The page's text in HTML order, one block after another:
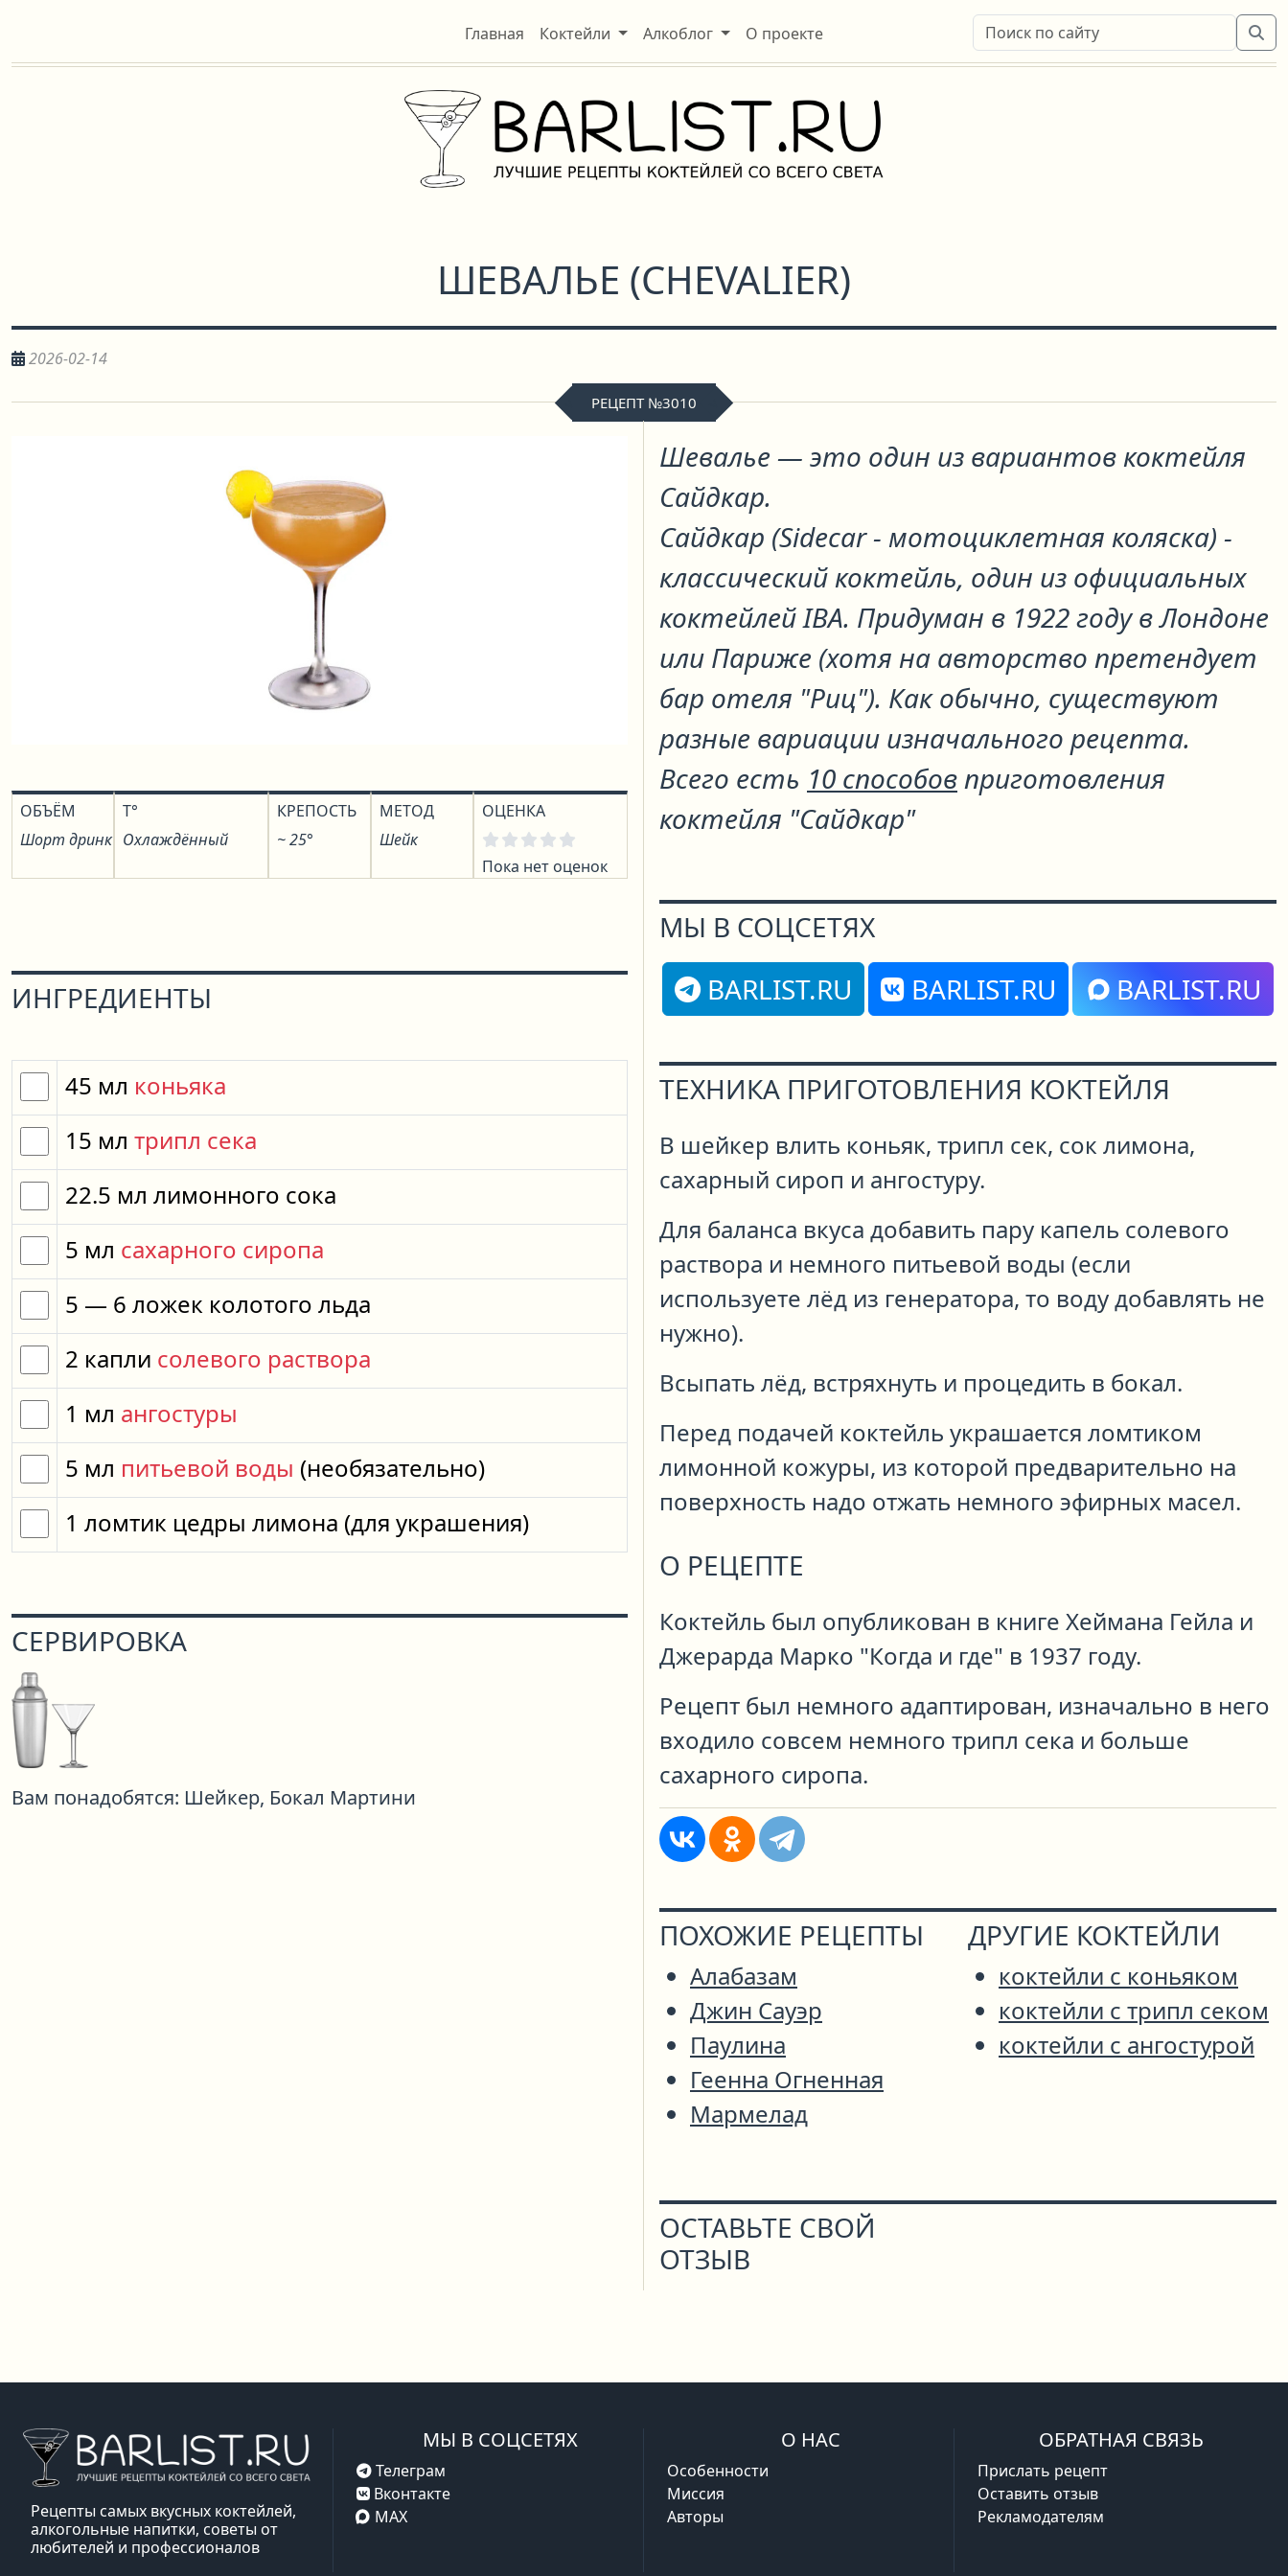
Главная Коктейли Алкоблог О проекте
ШЕВАЛЬЕ (CHEVALIER)
2026-02-14
РЕЦЕПТ №3010
ОБЪЁМ
Шорт дринк
T°
Охлаждённый
КРЕПОСТЬ
~ 25°
МЕТОД
Шейк
ОЦЕНКА
Пока нет оценок
ИНГРЕДИЕНТЫ
45 мл коньяка
15 мл трипл сека
22.5 мл лимонного сока
5 мл сахарного сиропа
5 — 6 ложек колотого льда
2 капли солевого раствора
1 мл ангостуры
5 мл питьевой воды (необязательно)
1 ломтик цедры лимона (для украшения)
СЕРВИРОВКА
Вам понадобятся: Шейкер, Бокал Мартини
Шевалье — это один из вариантов коктейля
Сайдкар.
Сайдкар (Sidecar - мотоциклетная коляска) -
классический коктейль, один из официальных
коктейлей IBA. Придуман в 1922 году в Лондоне
или Париже (хотя на авторство претендует
бар отеля "Риц"). Как обычно, существуют
разные вариации изначального рецепта.
Всего есть 10 способовприготовления
коктейля "Сайдкар"
МЫ В СОЦСЕТЯХ
BARLIST.RU
BARLIST.RU BARLIST.RU
ТЕХНИКА ПРИГОТОВЛЕНИЯ КОКТЕЙЛЯ
В шейкер влить коньяк, трипл сек, сок лимона,
сахарный сироп и ангостуру.
Для баланса вкуса добавить пару капель солевого
раствора и немного питьевой воды (если
используете лёд из генератора, то воду добавлять не
нужно).
Всыпать лёд, встряхнуть и процедить в бокал.
Перед подачей коктейль украшается ломтиком
лимонной кожуры, из которой предварительно на
поверхность надо отжать немного эфирных масел.
О РЕЦЕПТЕ
Коктейль был опубликован в книге Хеймана Гейла и
Джерарда Марко "Когда и где" в 1937 году.
Рецепт был немного адаптирован, изначально в него
входило совсем немного трипл сека и больше
сахарного сиропа.
ПОХОЖИЕ РЕЦЕПТЫ
Алабазам
Джин Сауэр
Паулина
Геенна Огненная
Мармелад
ДРУГИЕ КОКТЕЙЛИ
коктейли с коньяком
коктейли с трипл секом
коктейли с ангостурой
ОСТАВЬТЕ СВОЙ
ОТЗЫВ
Рецепты самых вкусных коктейлей,
алкогольные напитки, советы от
любителей и профессионалов
МЫ В СОЦСЕТЯХ
Телеграм
Вконтакте
MAX
О НАС
Особенности
Миссия
Авторы
ОБРАТНАЯ СВЯЗЬ
Прислать рецепт
Оставить отзыв
Рекламодателям